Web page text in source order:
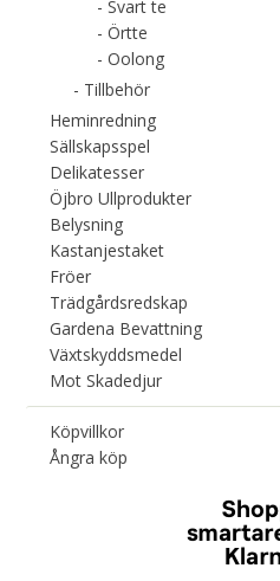
Svart te
Örtte
Oolong
Tillbehör
Heminredning
Sällskapsspel
Delikatesser
Öjbro Ullprodukter
Belysning
Kastanjestaket
Fröer
Trädgårdsredskap
Gardena Bevattning
Växtskyddsmedel
Mot Skadedjur
Köpvillkor
Ångra köp